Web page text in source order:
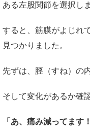
ある左股関節を選択し
すると、筋膜がよじれ
見つかりました。
先ずは、脛（すね）の
そして変化があるか確
「あ、痛み減ってます